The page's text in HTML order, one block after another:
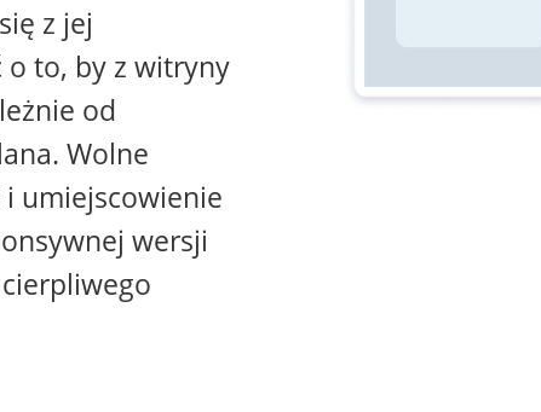
z jej
o to, by z witryny
od
Wolne
i umiejscowienie
wersji